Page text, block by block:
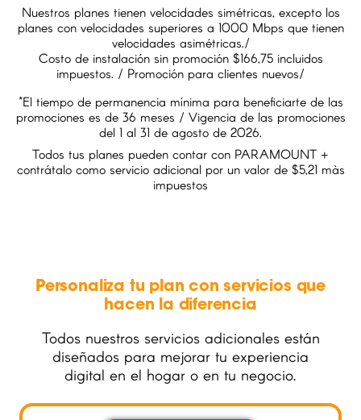
Nuestros planes tienen velocidades simétricas, excepto los
planes con velocidades superiores a 1000 Mbps que tienen
velocidades asimétricas./
Costo de instalación sin promoción $166,75 incluidos
impuestos. / Promoción para clientes nuevos/
*El tiempo de permanencia mínima para beneficiarte de las
promociones es de 36 meses / Vigencia de las promociones
del 1 al 31 de agosto de 2026.
Todos tus planes pueden contar con PARAMOUNT +
contrátalo como servicio adicional por un valor de $5,21 màs
impuestos
Personaliza tu plan con servicios que
hacen la diferencia
Todos nuestros servicios adicionales están
diseñados para mejorar tu experiencia
digital en el hogar o en tu negocio.